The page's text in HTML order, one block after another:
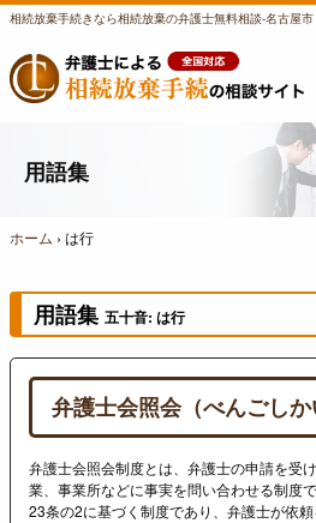
相続放棄手続きなら相続放棄の弁護士無料相談-名古屋
用語集
ホーム › は行
用語集 五十音: は行
弁護士会照会（べんごしか
弁護士会照会制度とは、弁護士の申請を受
業、事業所などに事実を問い合わせる制度
23条の2に基づく制度であり、弁護士が依